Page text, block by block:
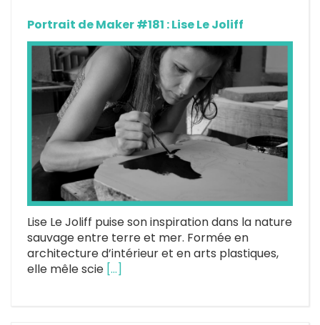
Portrait de Maker #181 : Lise Le Joliff
Lise Le Joliff puise son inspiration dans la nature
sauvage entre terre et mer. Formée en
architecture d’intérieur et en arts plastiques,
elle mêle scie […]